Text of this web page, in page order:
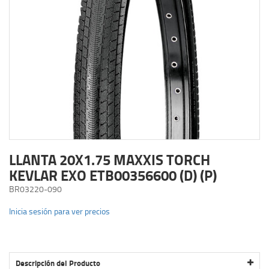
LLANTA 20X1.75 MAXXIS TORCH
KEVLAR EXO ETB00356600 (D) (P)
BR03220-090
Inicia sesión para ver precios
Descripción del Producto